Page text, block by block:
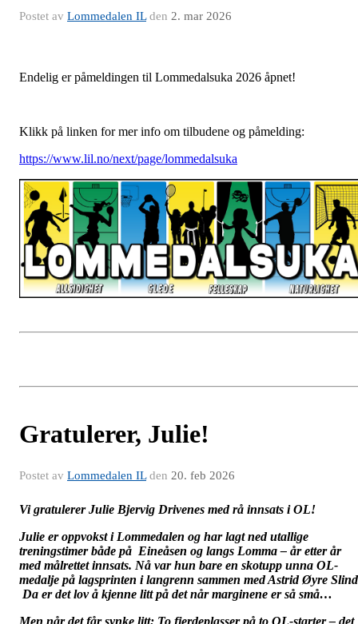
Postet av Lommedalen ILden 2. mar 2026
Endelig er påmeldingen til Lommedalsuka 2026 åpnet!
Klikk på linken for mer info om tilbudene og påmelding:
https://www.lil.no/next/page/lommedalsuka
Gratulerer, Julie!
Postet av Lommedalen ILden 20. feb 2026
Vi gratulerer Julie Bjervig Drivenes med rå innsats i OL!
Julie er oppvokst i Lommedalen og har lagt ned utallige
treningstimer både på Eineåsen og langs Lomma – år etter år
med målrettet innsats. Nå var hun bare en skotupp unna OL-
medalje på lagsprinten i langrenn sammen med Astrid Øyre
Da er det lov å kjenne litt på det når marginene er så små…
Men når det får synke litt: To fjerdeplasser på to OL-starter – det